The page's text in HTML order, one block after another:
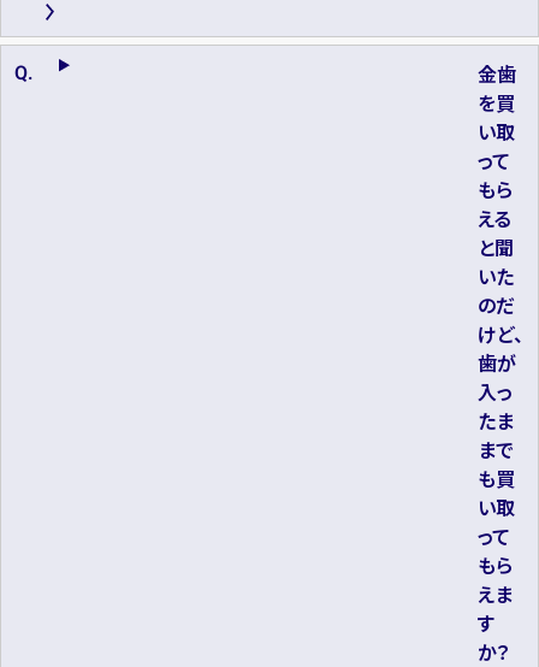
金歯
を買
い取
って
もら
える
と聞
いた
のだ
けど、
歯が
入っ
たま
まで
も買
い取
って
もら
えま
す
か？